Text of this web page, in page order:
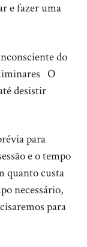
e fazer uma
do
O
desistir
para
e o tempo
quanto custa
necessário,
para